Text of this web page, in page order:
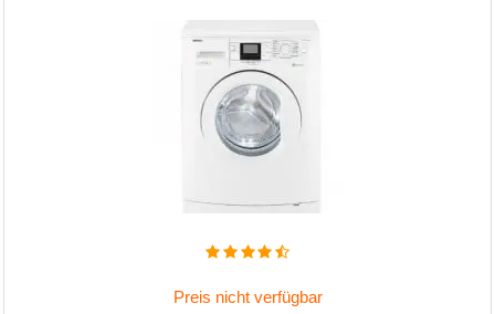
Preis nicht verfügbar